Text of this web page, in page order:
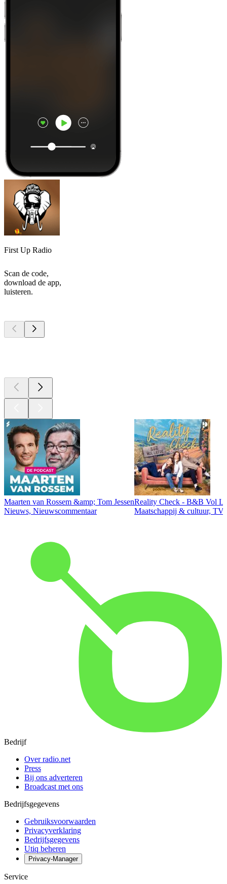
First Up Radio
Scan de code,
download de app,
luisteren.
Maarten van Rossem &amp; Tom Jessen
Nieuws, Nieuwscommentaar
Reality Check - B&B Vol
Maatschappij & cultuur,
Bedrijf
Over radio.net
Press
Bij ons adverteren
Broadcast met ons
Bedrijfsgegevens
Gebruiksvoorwaarden
Privacyverklaring
Bedrijfsgegevens
Utiq beheren
Privacy-Manager
Service